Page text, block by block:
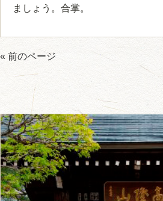
ましょう。合掌。
« 前のページ